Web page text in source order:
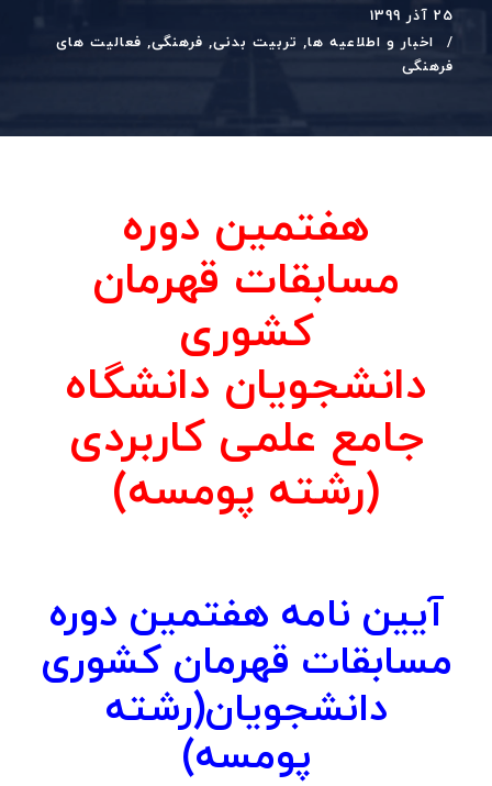
25 آذر 1399
اخبار و اطلاعیه ها, تربیت بدنی, فرهنگی, فعالیت های
فرهنگی
هفتمین دوره
مسابقات قهرمان
کشوری
دانشجویان دانشگاه
جامع علمی کاربردی
(رشته پومسه)
آیین نامه هفتمین دوره
مسابقات قهرمان کشوری
دانشجویان(رشته
پومسه)